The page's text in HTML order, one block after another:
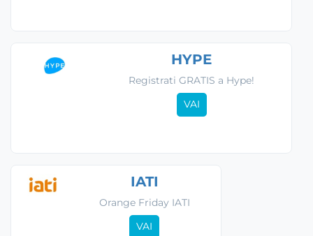
HYPE
Registrati GRATIS a Hype!
VAI
IATI
Orange Friday IATI
VAI